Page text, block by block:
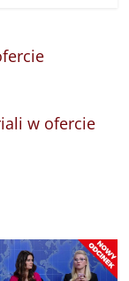
w ofercie